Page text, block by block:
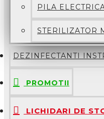
PILA
STERILIZATOR
DEZINFECTANTI
PROMOTII
LICHIDARI DE